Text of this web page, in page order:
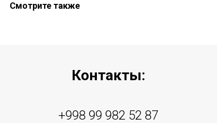
Смотрите также
Контакты:
+998 99 982 52 87